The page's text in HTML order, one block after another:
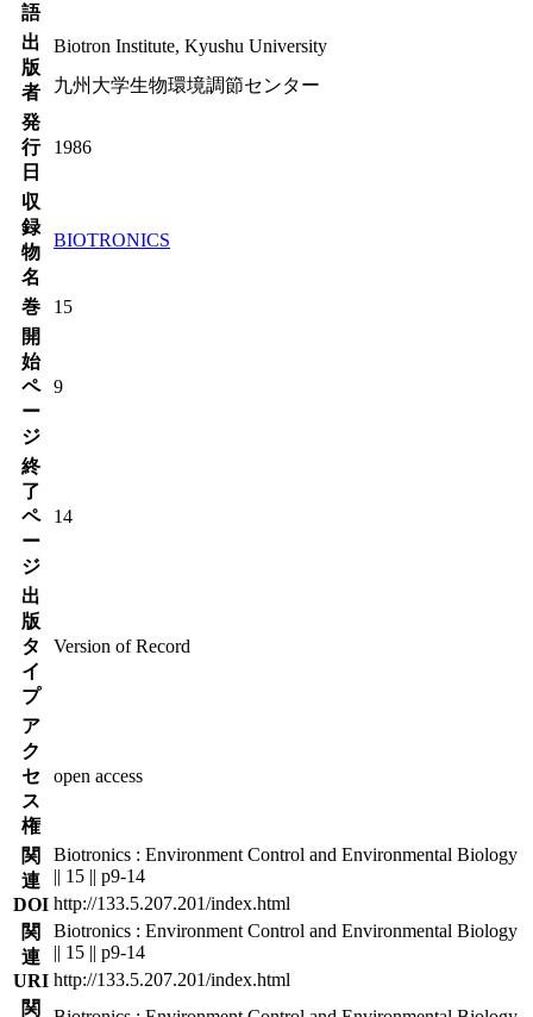
語
出
版
者
Biotron Institute, Kyushu University
九州大学生物環境調節センター
発
行
日
1986
収
録
物
名
BIOTRONICS
巻
15
開
始
ペ
ー
ジ
9
終
了
ペ
ー
ジ
14
出
版
タ
イ
プ
Version of Record
ア
ク
セ
ス
権
open access
関
連
DOI
Biotronics : Environment Control and Environmental Biology
|| 15 || p9-14
http://133.5.207.201/index.html
関
連
URI
Biotronics : Environment Control and Environmental Biology
|| 15 || p9-14
http://133.5.207.201/index.html
関